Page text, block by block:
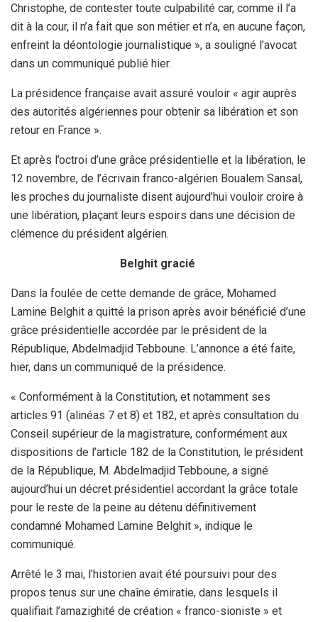
Christophe, de contester toute culpabilité car, comme il l’a
dit à la cour, il n’a fait que son métier et n’a, en aucune façon,
enfreint la déontologie journalistique », a souligné l’avocat
dans un communiqué publié hier.
La présidence française avait assuré vouloir « agir auprès
des autorités algériennes pour obtenir sa libération et son
retour en France ».
Et après l’octroi d’une grâce présidentielle et la libération, le
12 novembre, de l’écrivain franco-algérien Boualem Sansal,
les proches du journaliste disent aujourd’hui vouloir croire à
une libération, plaçant leurs espoirs dans une décision de
clémence du président algérien.
Belghit gracié
Dans la foulée de cette demande de grâce, Mohamed
Lamine Belghit a quitté la prison après avoir bénéficié d’une
grâce présidentielle accordée par le président de la
République, Abdelmadjid Tebboune. L’annonce a été faite,
hier, dans un communiqué de la présidence.
« Conformément à la Constitution, et notamment ses
articles 91 (alinéas 7 et 8) et 182, et après consultation du
Conseil supérieur de la magistrature, conformément aux
dispositions de l’article 182 de la Constitution, le président
de la République, M. Abdelmadjid Tebboune, a signé
aujourd’hui un décret présidentiel accordant la grâce totale
pour le reste de la peine au détenu définitivement
condamné Mohamed Lamine Belghit », indique le
communiqué.
Arrêté le 3 mai, l’historien avait été poursuivi pour des
propos tenus sur une chaîne émiratie, dans lesquels il
qualifiait l’amazighité de création « franco-sioniste » et